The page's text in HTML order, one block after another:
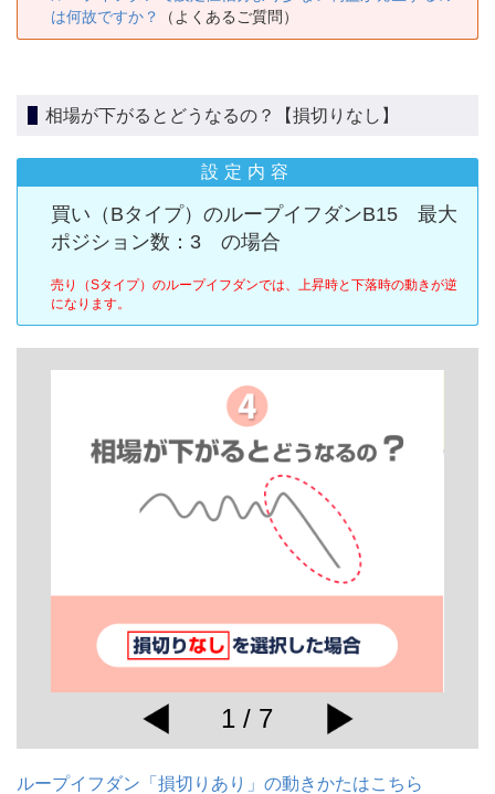
は何故ですか？
（よくあるご質問）
相場が下がるとどうなるの？【損切りなし】
設定内容
買い（Bタイプ）のループイフダンB15 最大
ポジション数：3 の場合
売り（Sタイプ）のループイフダンでは、上昇時と下落時の動きが逆
になります。
1 / 7
ループイフダン「損切りあり」の動きかたはこちら